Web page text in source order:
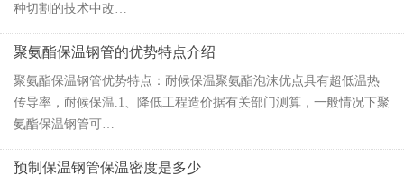
种切割的技术中改…
聚氨酯保温钢管的优势特点介绍
聚氨酯保温钢管优势特点：耐候保温聚氨酯泡沫优点具有超低温热
传导率，耐候保温.1、降低工程造价据有关部门测算，一般情况下聚
氨酯保温钢管可…
预制保温钢管保温密度是多少